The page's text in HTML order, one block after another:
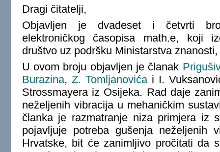
Dragi čitatelji,
Objavljen je dvadeset i četvrti
elektroničkog časopisa math.e, koji
društvo uz podršku Ministarstva
U ovom broju objavljen je članak
Burazina, Z. Tomljanovićai I.
Strossmayera iz Osijeka. Rad daje
neželjenih vibracija u mehaničkim
članka je razmatranje niza primjera iz
pojavljuje potreba gušenja neželjenih
Hrvatske, bit će zanimljivo pročitati da